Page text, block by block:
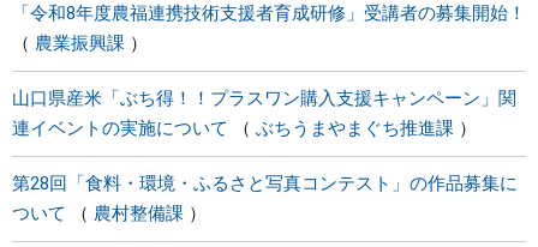
「令和8年度農福連携技術支援者育成研修」受講者の募集開始！
農業振興課
山口県産米「ぶち得！！プラスワン購入支援キャンペーン」関
連イベントの実施について
ぶちうまやまぐち推進課
第28回「食料・環境・ふるさと写真コンテスト」の作品募集に
ついて
農村整備課